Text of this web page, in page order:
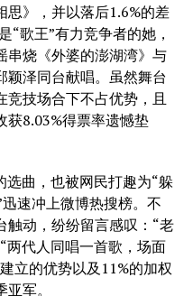
思》，并以落后1.6%的差
“歌王”有力竞争者的她，
串烧《外婆的澎湖湾》与
颖泽同台献唱。虽然舞台
技场合下不占优势，且
获8.03%得票率遗憾垫
选曲，也被网民打趣为“躲
速冲上微博热搜榜。不
触动，纷纷留言感叹：“老
两代人同唱一首歌，场面
立的优势以及11%的加权
军。